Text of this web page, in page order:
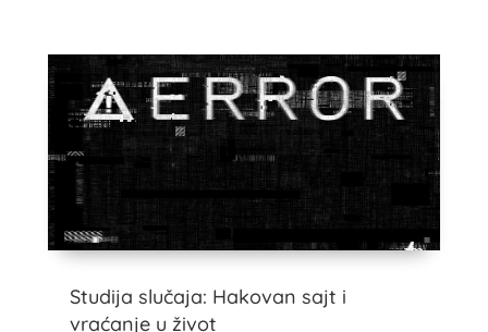
Studija slučaja: Hakovan sajt i
vraćanje u život